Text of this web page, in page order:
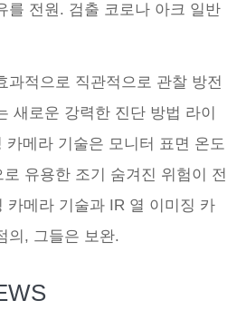
를 전원. 검출 코로나 아크 일반
과적으로 직관적으로 관찰 방전
새로운 강력한 진단 방법 라이
카메라 기술은 모니터 표면 온도
유용한 조기 숨겨진 위험이 전
카메라 기술과 IR 열 이미징 카
의, 그들은 보완.